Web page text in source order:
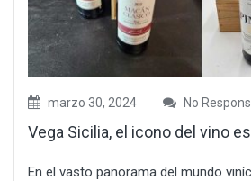
marzo 30, 2024 No
Vega Sicilia, el icono del vino
En el vasto panorama del mundo